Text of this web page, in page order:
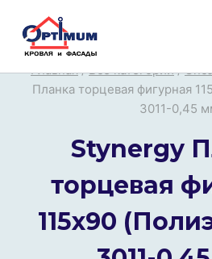
Перейти
Главная / Все категории /
Планка торцевая фигурная
3011-0,45
Stynergy
торцевая
115х90